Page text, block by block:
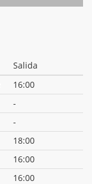
Salida
16:00
-
-
18:00
16:00
16:00